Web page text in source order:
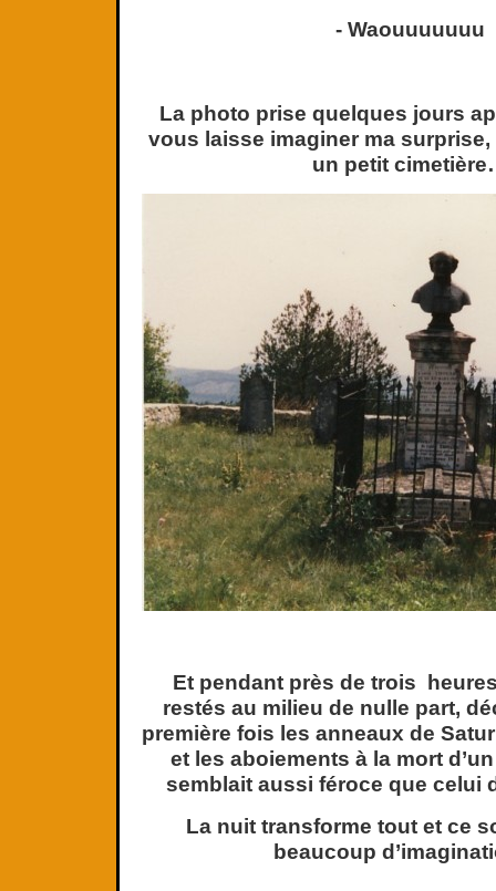
- Waouuuuuuu
La photo prise quelques jours
vous laisse imaginer ma
un petit
Et pendant près de trois
restés au milieu de nulle part,
première fois les anneaux de
et les aboiements à la mort
semblait aussi féroce que celui
La nuit transforme tout et ce
beaucoup